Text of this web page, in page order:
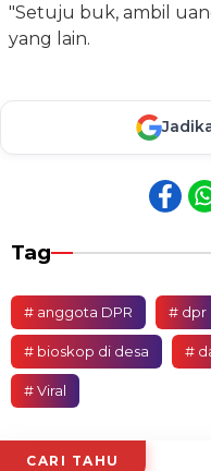
"Setuju buk, ambil
yang lain.
Tag
# anggota DPR # dpr
# bioskop di desa #
# Viral
CARI TAHU